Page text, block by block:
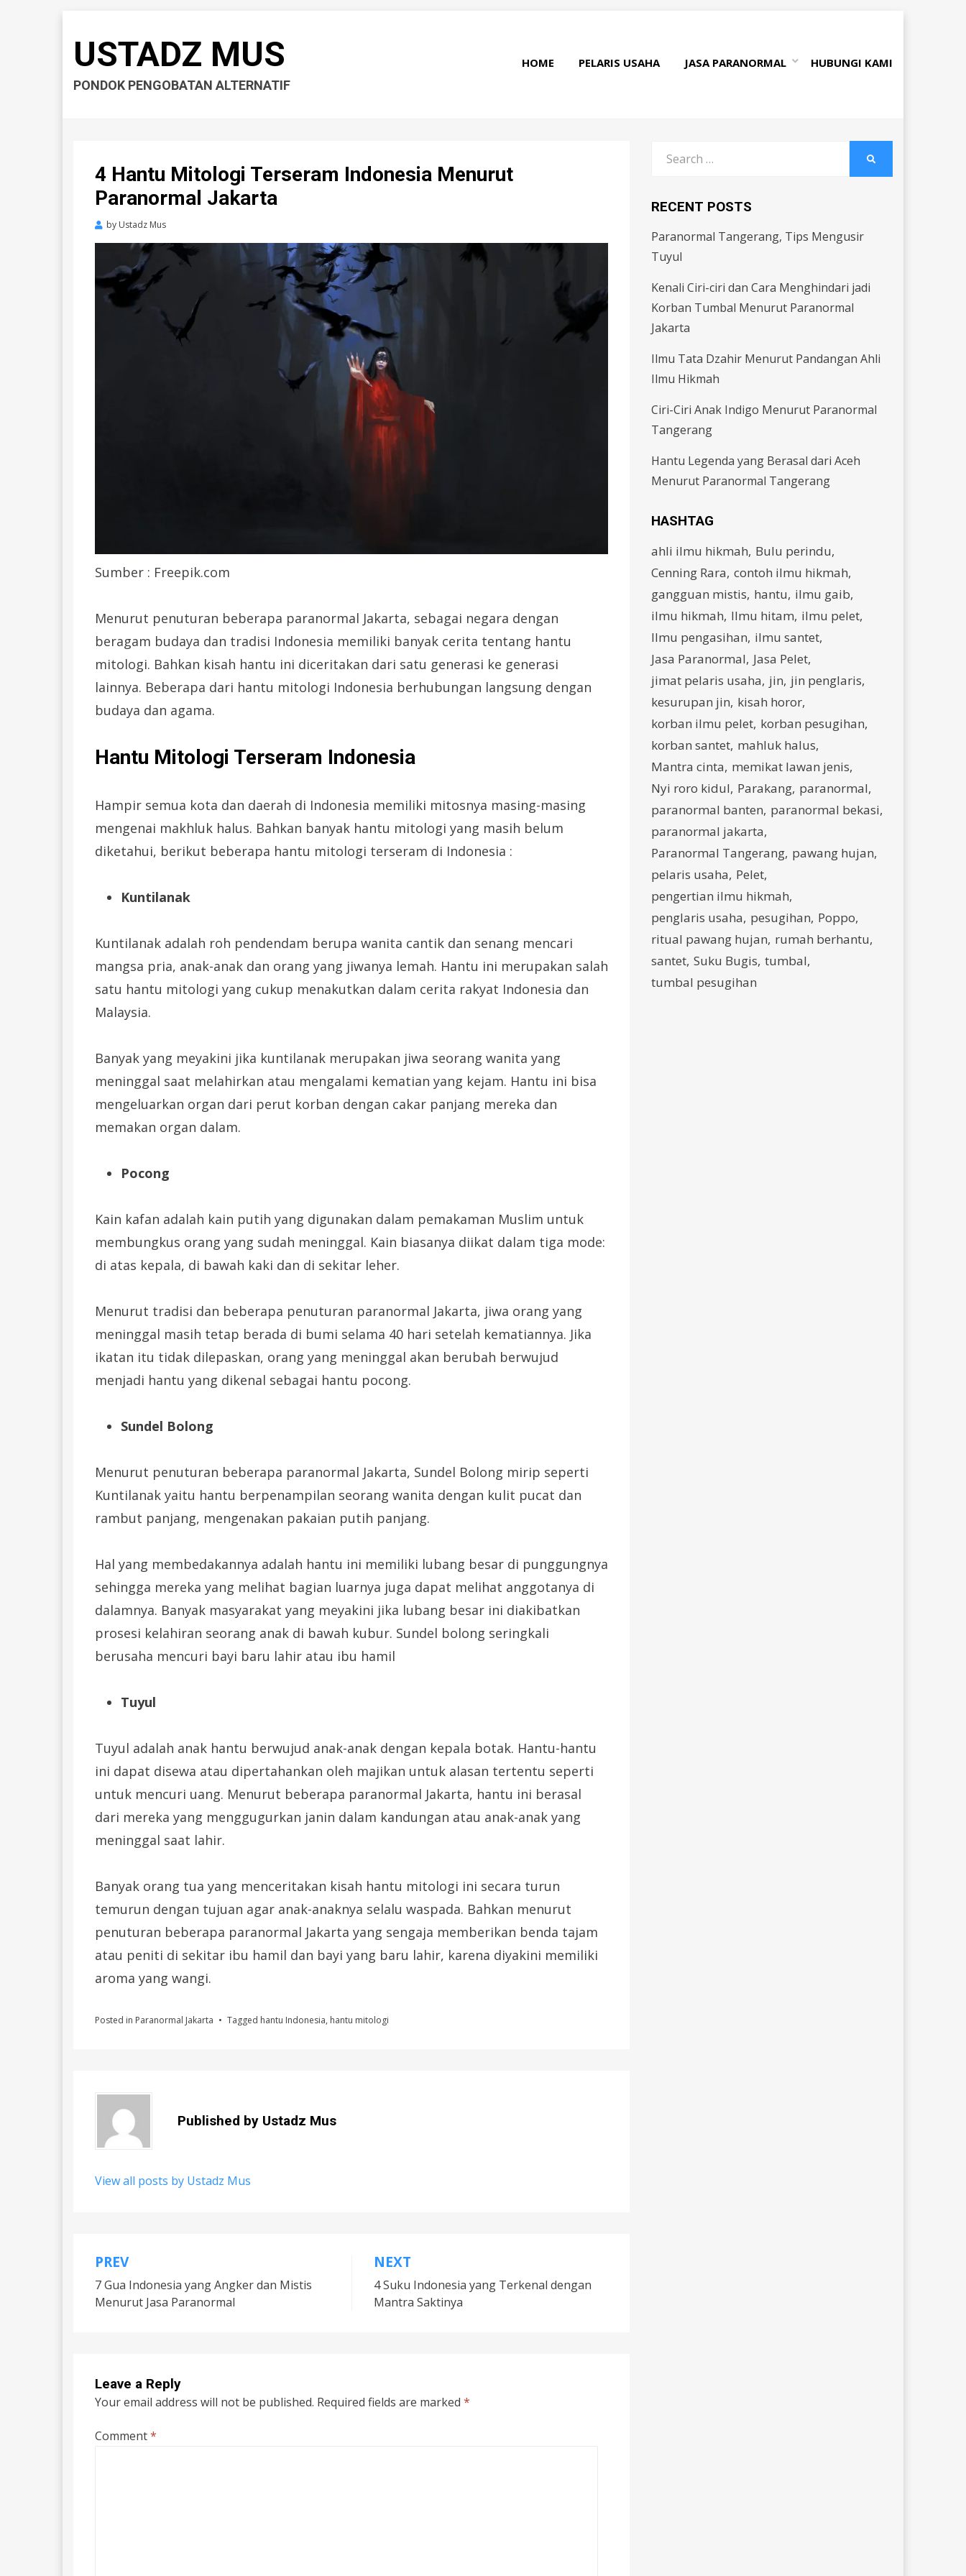
USTADZ MUS
PONDOK PENGOBATAN ALTERNATIF
HOME PELARIS USAHA JASA PARANORMAL HUBUNGI KAMI
4 Hantu Mitologi Terseram Indonesia Menurut
Paranormal Jakarta
by Ustadz Mus
Sumber : Freepik.com
Menurut penuturan beberapa paranormal Jakarta, sebagai negara dengan
beragam budaya dan tradisi Indonesia memiliki banyak cerita tentang hantu
mitologi. Bahkan kisah hantu ini diceritakan dari satu generasi ke generasi
lainnya. Beberapa dari hantu mitologi Indonesia berhubungan langsung dengan
budaya dan agama.
Hantu Mitologi Terseram Indonesia
Hampir semua kota dan daerah di Indonesia memiliki mitosnya masing-masing
mengenai makhluk halus. Bahkan banyak hantu mitologi yang masih belum
diketahui, berikut beberapa hantu mitologi terseram di Indonesia :
Kuntilanak
Kuntilanak adalah roh pendendam berupa wanita cantik dan senang mencari
mangsa pria, anak-anak dan orang yang jiwanya lemah. Hantu ini merupakan salah
satu hantu mitologi yang cukup menakutkan dalam cerita rakyat Indonesia dan
Malaysia.
Banyak yang meyakini jika kuntilanak merupakan jiwa seorang wanita yang
meninggal saat melahirkan atau mengalami kematian yang kejam. Hantu ini bisa
mengeluarkan organ dari perut korban dengan cakar panjang mereka dan
memakan organ dalam.
Pocong
Kain kafan adalah kain putih yang digunakan dalam pemakaman Muslim untuk
membungkus orang yang sudah meninggal. Kain biasanya diikat dalam tiga mode:
di atas kepala, di bawah kaki dan di sekitar leher.
Menurut tradisi dan beberapa penuturan paranormal Jakarta, jiwa orang yang
meninggal masih tetap berada di bumi selama 40 hari setelah kematiannya. Jika
ikatan itu tidak dilepaskan, orang yang meninggal akan berubah berwujud
menjadi hantu yang dikenal sebagai hantu pocong.
Sundel Bolong
Menurut penuturan beberapa paranormal Jakarta, Sundel Bolong mirip seperti
Kuntilanak yaitu hantu berpenampilan seorang wanita dengan kulit pucat dan
rambut panjang, mengenakan pakaian putih panjang.
Hal yang membedakannya adalah hantu ini memiliki lubang besar di punggungnya
sehingga mereka yang melihat bagian luarnya juga dapat melihat anggotanya di
dalamnya. Banyak masyarakat yang meyakini jika lubang besar ini diakibatkan
prosesi kelahiran seorang anak di bawah kubur. Sundel bolong seringkali
berusaha mencuri bayi baru lahir atau ibu hamil
Tuyul
Tuyul adalah anak hantu berwujud anak-anak dengan kepala botak. Hantu-hantu
ini dapat disewa atau dipertahankan oleh majikan untuk alasan tertentu seperti
untuk mencuri uang. Menurut beberapa paranormal Jakarta, hantu ini berasal
dari mereka yang menggugurkan janin dalam kandungan atau anak-anak yang
meninggal saat lahir.
Banyak orang tua yang menceritakan kisah hantu mitologi ini secara turun
temurun dengan tujuan agar anak-anaknya selalu waspada. Bahkan menurut
penuturan beberapa paranormal Jakarta yang sengaja memberikan benda tajam
atau peniti di sekitar ibu hamil dan bayi yang baru lahir, karena diyakini memiliki
aroma yang wangi.
Posted in Paranormal Jakarta Tagged hantu Indonesia, hantu mitologi
Published by Ustadz Mus
View all posts by Ustadz Mus
Post
navigation
PREV
7 Gua Indonesia yang Angker dan Mistis
Menurut Jasa Paranormal
NEXT
4 Suku Indonesia yang Terkenal dengan
Mantra Saktinya
Leave a Reply
Your email address will not be published. Required fields are marked *
Comment*
RECENT POSTS
Paranormal Tangerang, Tips Mengusir
Tuyul
Kenali Ciri-ciri dan Cara Menghindari jadi
Korban Tumbal Menurut Paranormal
Jakarta
Ilmu Tata Dzahir Menurut Pandangan Ahli
Ilmu Hikmah
Ciri-Ciri Anak Indigo Menurut Paranormal
Tangerang
Hantu Legenda yang Berasal dari Aceh
Menurut Paranormal Tangerang
HASHTAG
ahli ilmu hikmah Bulu perindu
Cenning Rara contoh ilmu hikmah
gangguan mistis hantu ilmu gaib
ilmu hikmah Ilmu hitam ilmu pelet
Ilmu pengasihan ilmu santet
Jasa Paranormal Jasa Pelet
jimat pelaris usaha jin jin penglaris
kesurupan jin kisah horor
korban ilmu pelet korban pesugihan
korban santet mahluk halus
Mantra cinta memikat lawan jenis
Nyi roro kidul Parakang paranormal
paranormal banten paranormal bekasi
paranormal jakarta
Paranormal Tangerang pawang hujan
pelaris usaha Pelet
pengertian ilmu hikmah
penglaris usaha pesugihan Poppo
ritual pawang hujan rumah berhantu
santet Suku Bugis tumbal
tumbal pesugihan